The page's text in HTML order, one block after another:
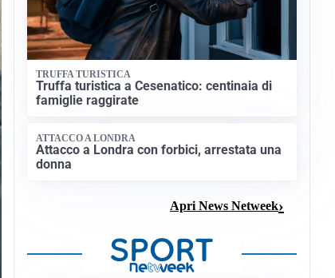
TRUFFA TURISTICA
Truffa turistica a Cesenatico: centinaia di
famiglie raggirate
ATTACCO A LONDRA
Attacco a Londra con forbici, arrestata una
donna
Apri News Netweek